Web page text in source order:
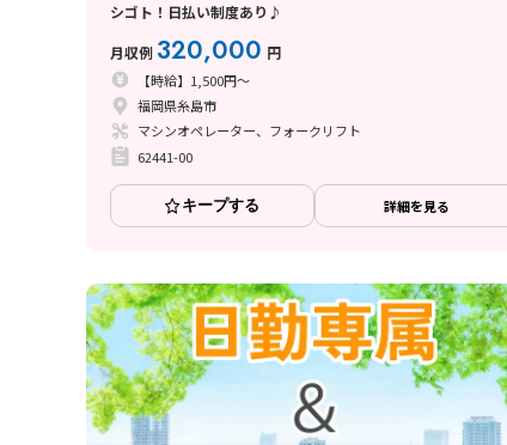
シゴト！日払い制度あり♪
月収例 320,000 円
【時給】1,500円～
福岡県糸島市
マシンオペレーター、フォークリフト
62441-00
キープする 詳細を見る